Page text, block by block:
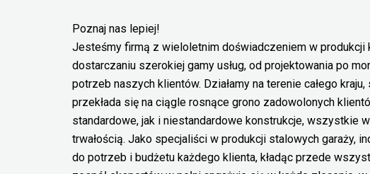
Poznaj nas lepiej!
Jesteśmy firmą z wieloletnim doświadczeniem w produkcji
dostarczaniu szerokiej gamy usług, od projektowania po
potrzeb naszych klientów. Działamy na terenie całego
przekłada się na ciągle rosnące grono zadowolonych
standardowe, jak i niestandardowe konstrukcje, wszystkie
trwałością. Jako specjaliści w produkcji stalowych garaży,
do potrzeb i budżetu każdego klienta, kładąc przede